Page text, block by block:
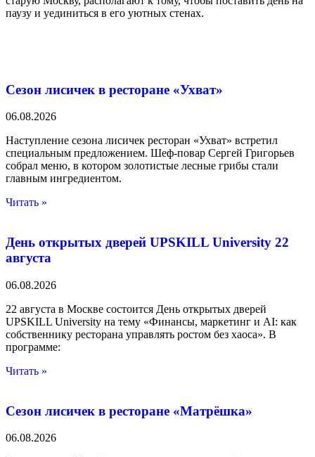
паузу и уединиться в его уютных стенах.
Сезон лисичек в ресторане «Ухват»
06.08.2026
Наступление сезона лисичек ресторан «Ухват» встретил
специальным предложением. Шеф-повар Сергей Григорьев
собрал меню, в котором золотистые лесные грибы стали
главным ингредиентом.
Читать »
День открытых дверей UPSKILL University 22
августа
06.08.2026
22 августа в Москве состоится День открытых дверей
UPSKILL University на тему «Финансы, маркетинг и AI: как
собственнику ресторана управлять ростом без хаоса». В
программе:
Читать »
Сезон лисичек в ресторане «Матрёшка»
06.08.2026